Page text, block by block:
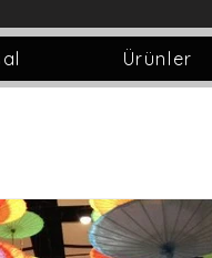
Ürünler